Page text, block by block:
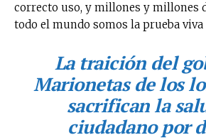
correcto uso, y millones y millones
todo el mundo somos la prueba viva
La traición del
Marionetas de los
sacrifican la
ciudadano por